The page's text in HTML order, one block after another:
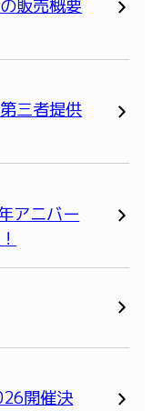
販売概要
三者提供
アニバー
開催決